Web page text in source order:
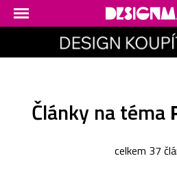
Články na téma
celkem 37